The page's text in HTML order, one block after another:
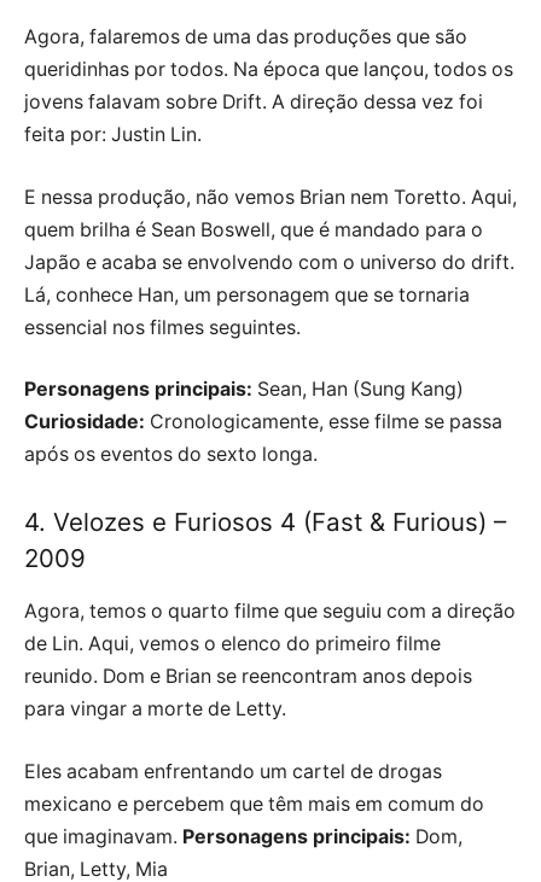
Agora, falaremos de uma das produções que são
queridinhas por todos. Na época que lançou, todos os
jovens falavam sobre Drift. A direção dessa vez foi
feita por: Justin Lin.
E nessa produção, não vemos Brian nem Toretto. Aqui,
quem brilha é Sean Boswell, que é mandado para o
Japão e acaba se envolvendo com o universo do drift.
Lá, conhece Han, um personagem que se tornaria
essencial nos filmes seguintes.
Personagens principais: Sean, Han (Sung Kang)
Curiosidade: Cronologicamente, esse filme se passa
após os eventos do sexto longa.
4. Velozes e Furiosos 4 (Fast & Furious) –
2009
Agora, temos o quarto filme que seguiu com a direção
de Lin. Aqui, vemos o elenco do primeiro filme
reunido. Dom e Brian se reencontram anos depois
para vingar a morte de Letty.
Eles acabam enfrentando um cartel de drogas
mexicano e percebem que têm mais em comum do
que imaginavam. Personagens principais: Dom,
Brian, Letty, Mia